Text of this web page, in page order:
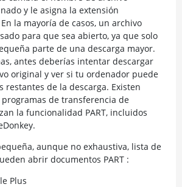
y le asigna la extensión
la mayoría de casos, un archivo
para que sea abierto, ya que solo
parte de una descarga mayor.
antes deberías intentar descargar
original y ver si tu ordenador puede
restantes de la descarga. Existen
de transferencia de
la funcionalidad PART, incluidos
aunque no exhaustiva, lista de
abrir documentos PART :
Plus